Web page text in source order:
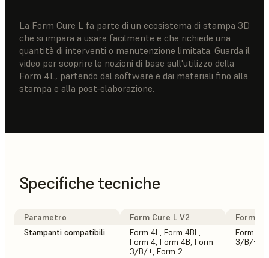
La Form Cure L fa parte di un ecosistema di stampa 3D
che si impara a usare facilmente e che richiede una
quantità di interventi o manutenzione limitata. Guarda il
video per scoprire le nozioni di base sull'utilizzo della
Form 4L, partendo dal software e dai materiali fino alla
stampa e alla post-elaborazione.
Specifiche tecniche
Parametro Form Cure L V2
Form
Stampanti compatibili
Form 4L, Form 4BL,
Form 4, Form 4B, Form
3/B/+, Form 2
Form 4,
3/B/+,